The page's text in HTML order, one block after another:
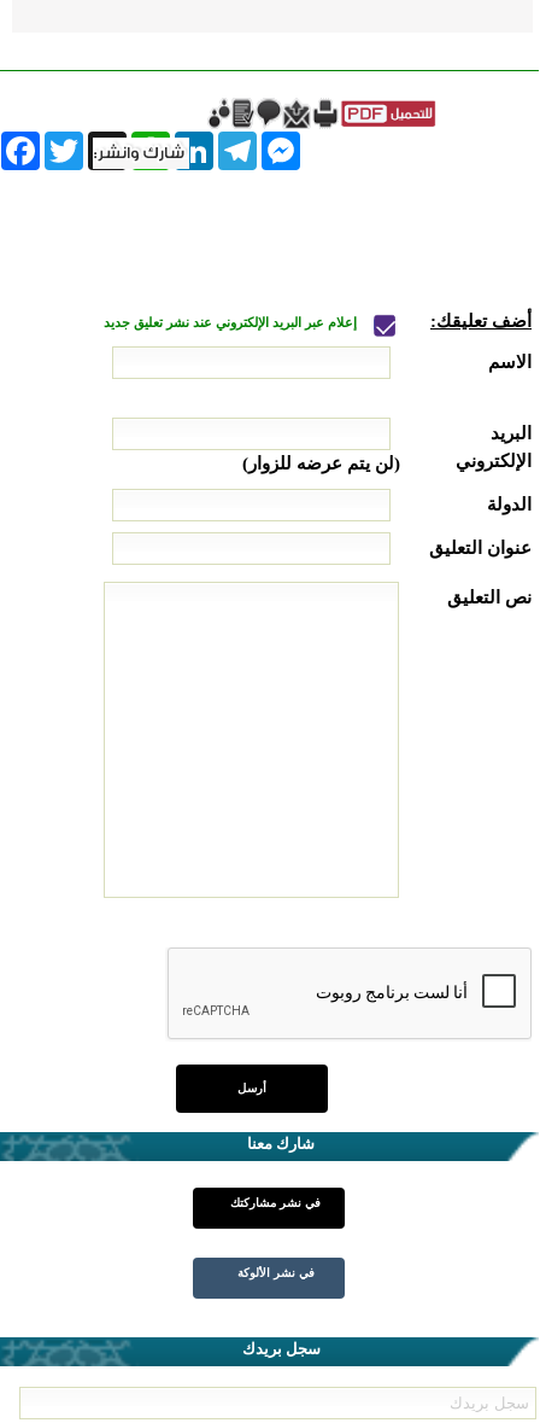
Twitter X
WhatsAppLinkedInTelegram
Messenger
أضف تعليقك: إعلام عبر البريد الإلكتروني عند نشر تعليق جديد
الاسم
البريد
الإلكتروني
(لن يتم عرضه للزوار)
الدولة
عنوان التعليق
نص التعليق
شارك معنا
في نشر مشاركتك
في نشر الألوكة
سجل بريدك